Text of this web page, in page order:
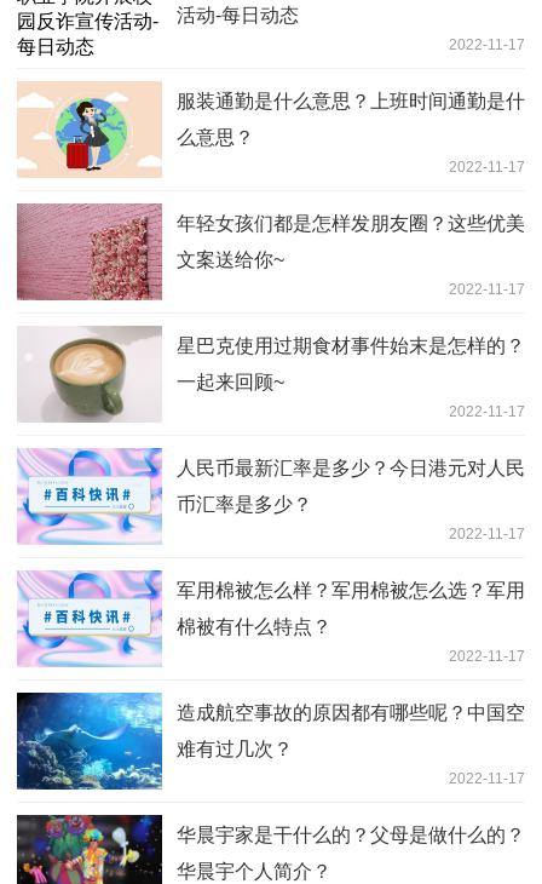
活动-每日动态
2022-11-17
服装通勤是什么意思？上班时间通勤是什
么意思？
2022-11-17
年轻女孩们都是怎样发朋友圈？这些优美
文案送给你~
2022-11-17
星巴克使用过期食材事件始末是怎样的？
一起来回顾~
2022-11-17
人民币最新汇率是多少？今日港元对人民
币汇率是多少？
2022-11-17
军用棉被怎么样？军用棉被怎么选？军用
棉被有什么特点？
2022-11-17
造成航空事故的原因都有哪些呢？中国空
难有过几次？
2022-11-17
华晨宇家是干什么的？父母是做什么的？
华晨宇个人简介？